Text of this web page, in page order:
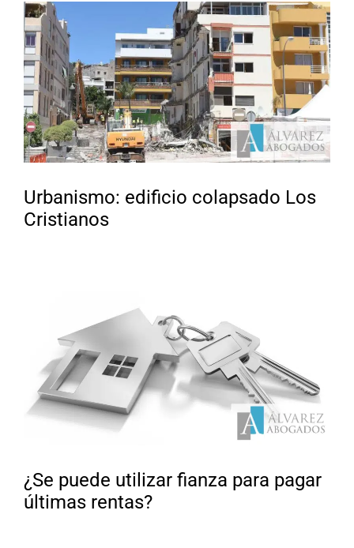
Urbanismo: edificio colapsado Los
Cristianos
¿Se puede utilizar fianza para pagar
últimas rentas?